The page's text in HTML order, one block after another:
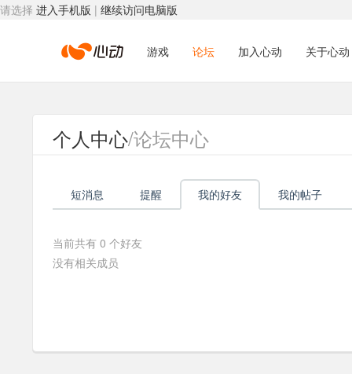
请选择 进入手机版 | 继续访问电脑版
心
动
络
游戏 论坛 加入心动 关于心动
个人中心/论坛中心
短消息 提醒 我的好友 我的帖子
当前共有 0 个好友
没有相关成员